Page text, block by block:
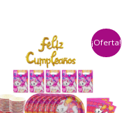
¡Oferta!